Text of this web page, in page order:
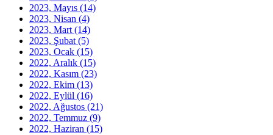
2023, Mayıs (14)
2023, Nisan (4)
2023, Mart (14)
2023, Şubat (5)
2023, Ocak (15)
2022, Aralık (15)
2022, Kasım (23)
2022, Ekim (13)
2022, Eylül (16)
2022, Ağustos (21)
2022, Temmuz (9)
2022, Haziran (15)